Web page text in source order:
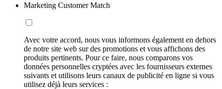
Marketing Customer Match
Avec votre accord, nous vous informons également en dehors
de notre site web sur des promotions et vous affichons des
produits pertinents. Pour ce faire, nous comparons vos
données personnelles cryptées avec les fournisseurs externes
suivants et utilisons leurs canaux de publicité en ligne si vous
utilisez déjà leurs services :